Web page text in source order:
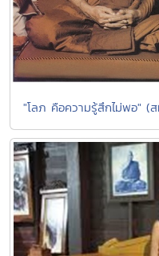
"โลภ คือความรู้สึกไม่พอ" (